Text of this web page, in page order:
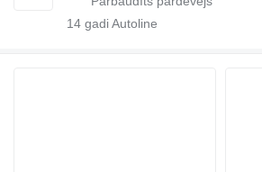
14 gadi Autoline